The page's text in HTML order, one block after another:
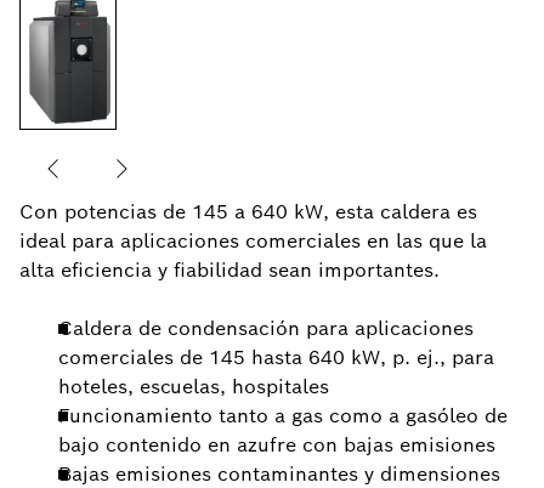
Con potencias de 145 a 640 kW, esta caldera es
ideal para aplicaciones comerciales en las que la
alta eficiencia y fiabilidad sean importantes.
Caldera de condensación para aplicaciones
comerciales de 145 hasta 640 kW, p. ej., para
hoteles, escuelas, hospitales
Funcionamiento tanto a gas como a gasóleo de
bajo contenido en azufre con bajas emisiones
Bajas emisiones contaminantes y dimensiones